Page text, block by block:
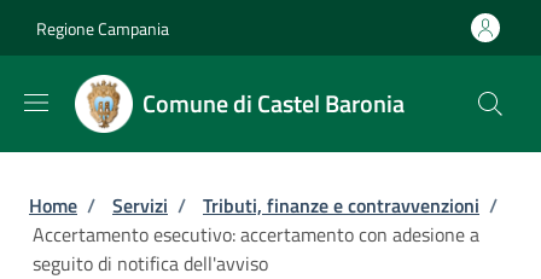
Regione Campania
Comune di Castel Baronia
Briciole di pane
Home / Servizi / Tributi, finanze e contravvenzioni /
Accertamento esecutivo: accertamento con adesione a
seguito di notifica dell'avviso